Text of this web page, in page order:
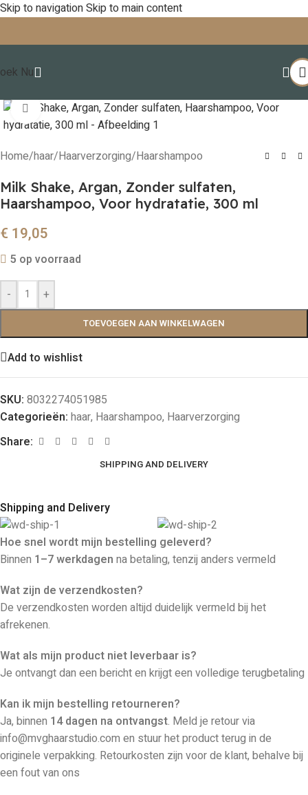
Skip to navigationSkip to main content
Nu
Click to enlarge
Home/haar/Haarverzorging/Haarshampoo
Milk Shake, Argan, Zonder sulfaten,
Haarshampoo, Voor hydratatie, 300 ml
€ 19,05
5 op voorraad
- +
TOEVOEGEN AAN WINKELWAGEN
Add to wishlist
SKU: 8032274051985
Categorieën: haar, Haarshampoo, Haarverzorging
Share:
SHIPPING AND DELIVERY
Shipping and Delivery
Hoe snel wordt mijn bestelling geleverd?
Binnen 1–7 werkdagen na betaling, tenzij anders vermeld
Wat zijn de verzendkosten?
De verzendkosten worden altijd duidelijk vermeld bij het
afrekenen.
Wat als mijn product niet leverbaar is?
Je ontvangt dan een bericht en krijgt een volledige terugbetaling
Kan ik mijn bestelling retourneren?
Ja, binnen 14 dagen na ontvangst. Meld je retour via
info@mvghaarstudio.com en stuur het product terug in de
originele verpakking. Retourkosten zijn voor de klant, behalve bij
een fout van ons